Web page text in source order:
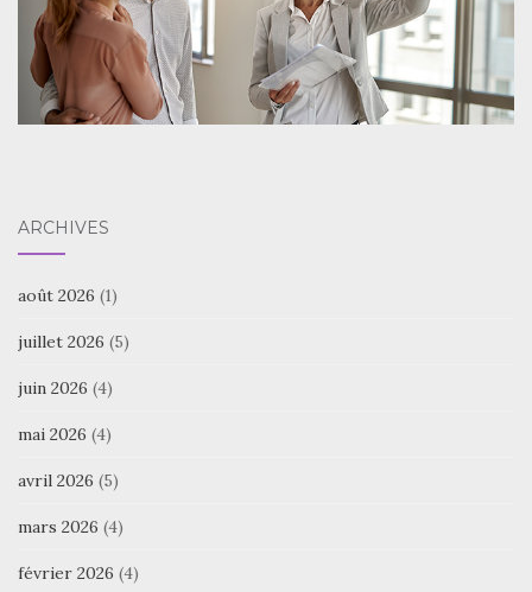
ARCHIVES
août 2026 (1)
juillet 2026 (5)
juin 2026 (4)
mai 2026 (4)
avril 2026 (5)
mars 2026 (4)
février 2026 (4)